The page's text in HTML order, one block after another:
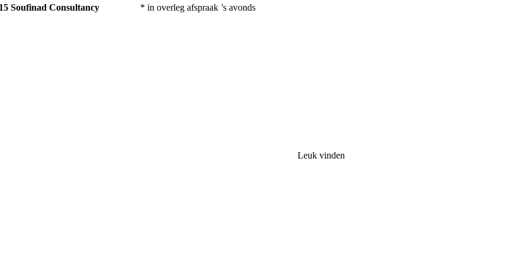
Soufinad Consultancy * in overleg afspraak ’s avonds
Leuk vinden